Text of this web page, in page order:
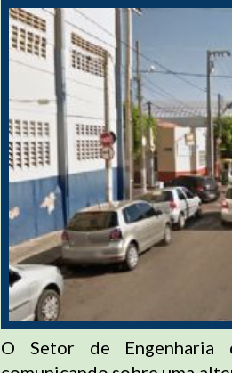
O Setor de Engenharia